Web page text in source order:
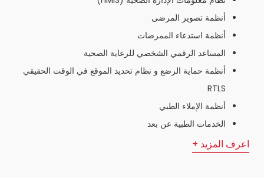
أنظمة تصوير المرضى
أنظمة استدعاء الممرضات
المساعد الرقمي الشخصي للرعاية الصحية
أنظمة حماية الرضع و نظام تحديد الموقع في الوقت الحقيقي
RTLS
أنظمة الإملاء الطبي
الخدمات الطبية عن بعد
اعرف المزيد +